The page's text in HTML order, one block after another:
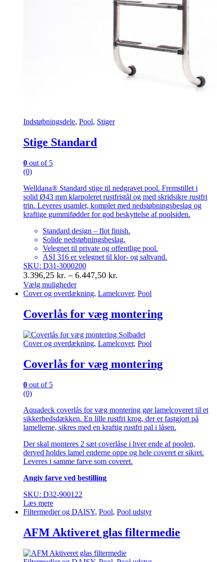
Indstøbningsdele, Pool, Stiger
Stige Standard
0 out of 5
(0)
Welldana® Standard stige til nedgravet pool. Fremstillet i
solid Ø43 mm klarpoleret rustfristål og med skridsikre rustfri
trin. Leveres usamlet, komplet med nedstøbningsbeslag og
kraftige gummifødder for god beskyttelse af poolsiden.
Standard design – flot finish.
Solide nedstøbningsbeslag.
Velegnet til private og offentlige pool.
ASI 316 er velegnet til klor- og saltvand.
SKU: D31-3000200
3.396,25 kr. – 6.447,50 kr.
til
Vælg muligheder
Dette
har
flere
Mulighederne
kan
på
varesiden
Cover og overdækning, Lamelcover, Pool
Coverlås for væg montering
Cover og overdækning, Lamelcover, Pool
Coverlås for væg montering
0 out of 5
(0)
Aquadeck coverlås for væg montering gør lamelcoveret til et
sikkerhedsdækken. En lille rustfri krog, der er fastgjort på
lamellerne, sikres med en kraftig rustfri pal i låsen.
Der skal monteres 2 sæt coverlåse i hver ende af poolen,
derved holdes lamel enderne oppe og hele coveret er sikret.
Leveres i samme farve som coveret.
Angiv farve ved bestilling
SKU: D32-900122
Læs mere
Filtermedier og DAISY, Pool, Pool udstyr
AFM Aktiveret glas filtermedie